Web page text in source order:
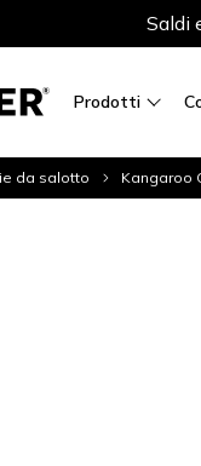
Saldi
Prodotti
da salotto Kangaroo